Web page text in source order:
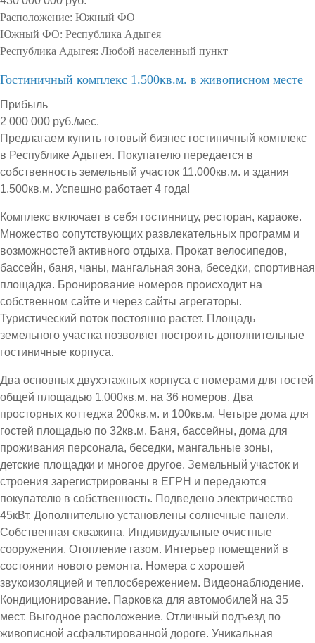
Расположение: Южный ФО
Южный ФО: Республика Адыгея
Республика Адыгея: Любой населенный пункт
Гостиничный комплекс 1.500кв.м. в живописном месте
Прибыль
2 000 000 руб./мес.
Предлагаем купить готовый бизнес гостиничный комплекс
в Республике Адыгея. Покупателю передается в
собственность земельный участок 11.000кв.м. и здания
1.500кв.м. Успешно работает 4 года!
Комплекс включает в себя гостинницу, ресторан, караоке.
Множество сопутствующих развлекательных программ и
возможностей активного отдыха. Прокат велосипедов,
бассейн, баня, чаны, мангальная зона, беседки, спортивная
площадка. Бронирование номеров происходит на
собственном сайте и через сайты агрегаторы.
Туристический поток постоянно растет. Площадь
земельного участка позволяет построить дополнительные
гостиничные корпуса.
Два основных двухэтажных корпуса с номерами для гостей
общей площадью 1.000кв.м. на 36 номеров. Два
просторных коттеджа 200кв.м. и 100кв.м. Четыре дома для
гостей площадью по 32кв.м. Баня, бассейны, дома для
проживания персонала, беседки, мангальные зоны,
детские площадки и многое другое. Земельный участок и
строения зарегистрированы в ЕГРН и передаются
покупателю в собственность. Подведено электричество
45кВт. Дополнительно установлены солнечные панели.
Собственная скважина. Индивидуальные очистные
сооружения. Отопление газом. Интерьер помещений в
состоянии нового ремонта. Номера с хорошей
звукоизоляцией и теплосбережением. Видеонаблюдение.
Кондиционирование. Парковка для автомобилей на 35
мест. Выгодное расположение. Отличный подъезд по
живописной асфальтированной дороге. Уникальная